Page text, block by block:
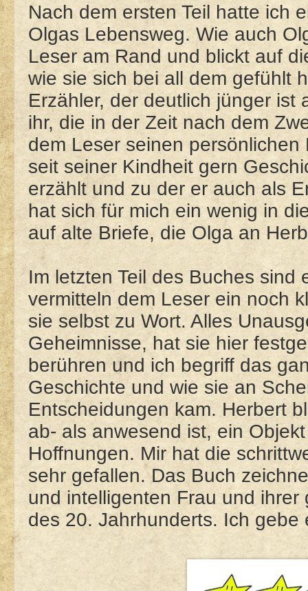
Nach dem ersten Teil hatte ich
Olgas Lebensweg. Wie auch
Leser am Rand und blickt auf
wie sie sich bei all dem gefühlt
Erzähler, der deutlich jünger ist
ihr, die in der Zeit nach dem
dem Leser seinen
seit seiner Kindheit gern
erzählt und zu der er auch als
hat sich für mich ein wenig in
auf alte Briefe, die Olga an
Im letzten Teil des Buches
vermitteln dem Leser ein noch
sie selbst zu Wort. Alles
Geheimnisse, hat sie hier
berühren und ich begriff das
Geschichte und wie sie an
Entscheidungen kam. Herbert
ab- als anwesend ist, ein
Hoffnungen. Mir hat die
sehr gefallen. Das Buch
und intelligenten Frau und
des 20. Jahrhunderts. Ich